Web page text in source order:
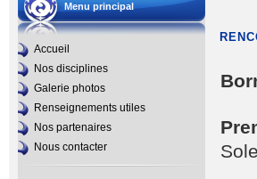
Menu principal
Accueil
Nos disciplines
Galerie photos
Renseignements utiles
Nos partenaires
Nous contacter